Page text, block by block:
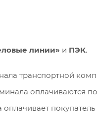
линии» и ПЭК.
транспортной
оплачиваются